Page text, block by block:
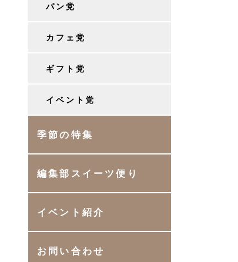
パン党
カフェ党
ギフト党
イベント党
季節の特集
編集部スイーツ便り
イベント紹介
お問い合わせ